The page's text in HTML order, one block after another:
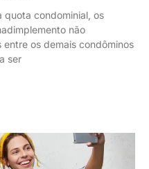
quota condominial, os
não
os demais condôminos
ser